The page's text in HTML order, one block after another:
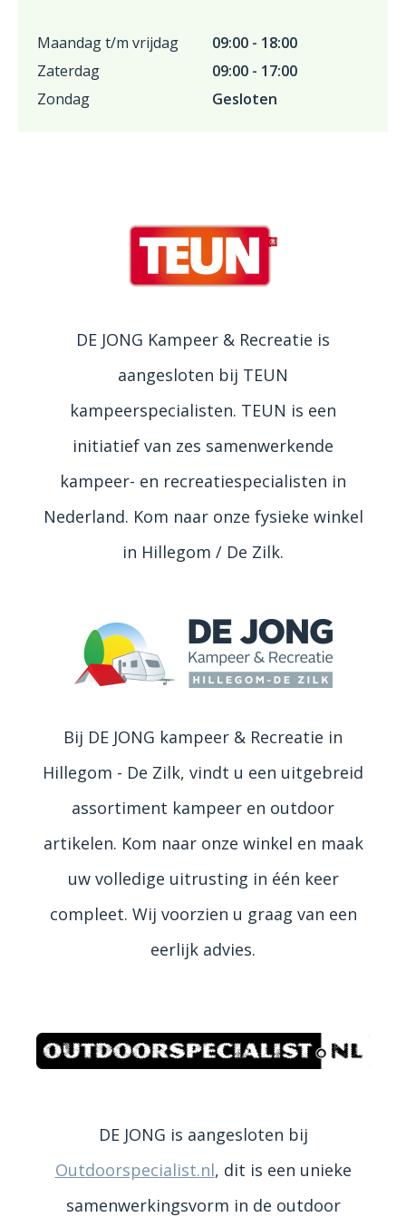
Maandag t/m vrijdag
09:00 - 18:00
Zaterdag
09:00 - 17:00
Zondag
Gesloten
DE JONG Kampeer & Recreatie is
aangesloten bij TEUN
kampeerspecialisten. TEUN is een
initiatief van zes samenwerkende
kampeer- en recreatiespecialisten in
Nederland. Kom naar onze fysieke winkel
in Hillegom / De Zilk.
Bij DE JONG kampeer & Recreatie in
Hillegom - De Zilk, vindt u een uitgebreid
assortiment kampeer en outdoor
artikelen. Kom naar onze winkel en maak
uw volledige uitrusting in één keer
compleet. Wij voorzien u graag van een
eerlijk advies.
DE JONG is aangesloten bij
Outdoorspecialist.nl, dit is een unieke
samenwerkingsvorm in de outdoor